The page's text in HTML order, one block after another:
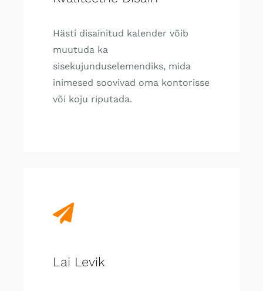
Hästi disainitud kalender võib
muutuda ka
sisekujunduselemendiks, mida
inimesed soovivad oma kontorisse
või koju riputada.
Lai Levik